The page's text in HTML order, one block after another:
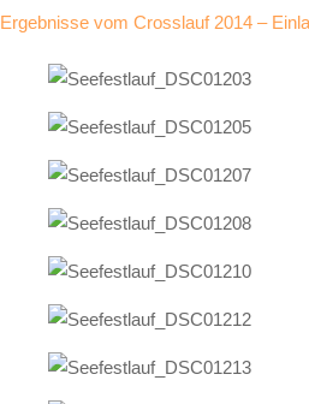
Ergebnisse vom Crosslauf 2014 –